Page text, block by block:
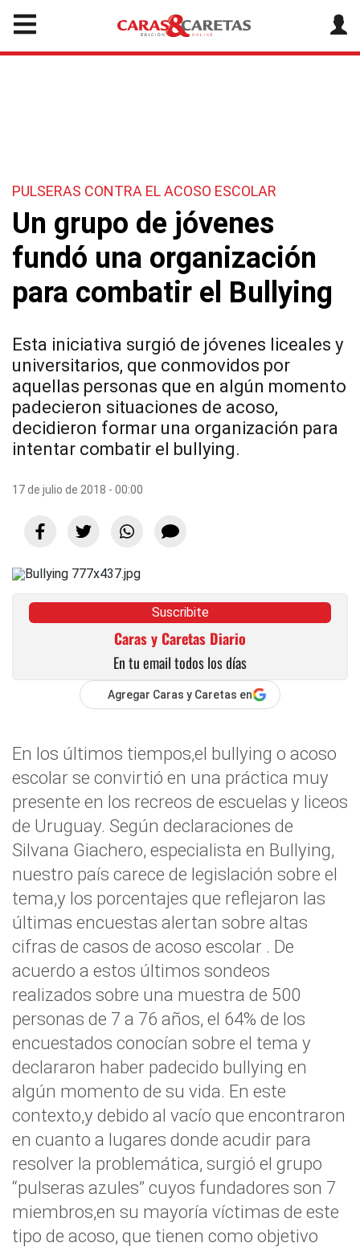
PULSERAS CONTRA EL ACOSO ESCOLAR
Un grupo de jóvenes
fundó una organización
para combatir el Bullying
Esta iniciativa surgió de jóvenes liceales y
universitarios, que conmovidos por
aquellas personas que en algún momento
padecieron situaciones de acoso,
decidieron formar una organización para
intentar combatir el bullying.
17 de julio de 2018 - 00:00
Suscribite
Caras y Caretas Diario
En tu email todos los días
Agregar Caras y Caretas en
En los últimos tiempos,el bullying o acoso
escolar se convirtió en una práctica muy
presente en los recreos de escuelas y liceos
de Uruguay. Según declaraciones de
Silvana Giachero, especialista en Bullying,
nuestro país carece de legislación sobre el
tema,y los porcentajes que reflejaron las
últimas encuestas alertan sobre altas
cifras de casos de acoso escolar . De
acuerdo a estos últimos sondeos
realizados sobre una muestra de 500
personas de 7 a 76 años, el 64% de los
encuestados conocían sobre el tema y
declararon haber padecido bullying en
algún momento de su vida. En este
contexto,y debido al vacío que encontraron
en cuanto a lugares donde acudir para
resolver la problemática, surgió el grupo
“pulseras azules” cuyos fundadores son 7
miembros,en su mayoría víctimas de este
tipo de acoso, que tienen como objetivo